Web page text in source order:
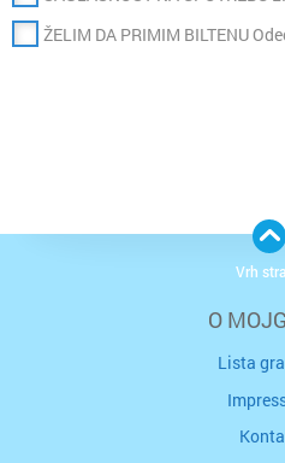
ŽELIM DA PRIMIM BILTENU
O
Lista
Vrh